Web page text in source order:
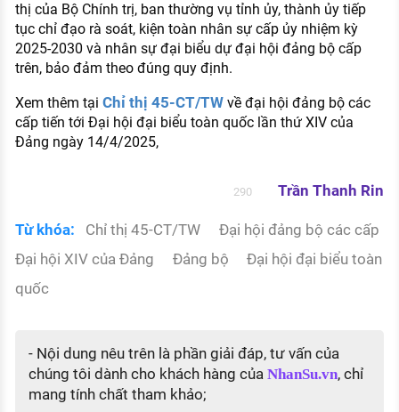
thị của Bộ Chính trị, ban thường vụ tỉnh ủy, thành ủy tiếp
tục chỉ đạo rà soát, kiện toàn nhân sự cấp ủy nhiệm kỳ
2025-2030 và nhân sự đại biểu dự đại hội đảng bộ cấp
trên, bảo đảm theo đúng quy định.
Xem thêm tại Chỉ thị 45-CT/TWvề đại hội đảng bộ các
cấp tiến tới Đại hội đại biểu toàn quốc lần thứ XIV của
Đảng ngày 14/4/2025,
290 Trần Thanh Rin
Từ khóa: Chỉ thị 45-CT/TW
Đại hội đảng bộ các cấp
Đại hội XIV của Đảng
Đảng bộ
Đại hội đại biểu toàn
quốc
- Nội dung nêu trên là phần giải đáp, tư vấn của
chúng tôi dành cho khách hàng của NhanSu.vn, chỉ
mang tính chất tham khảo;